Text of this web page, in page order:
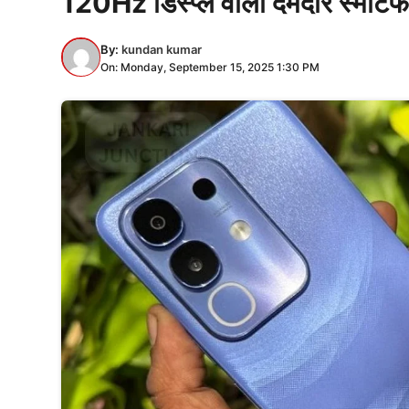
By: kundan kumar
On: Monday, September 15, 2025 1:30 PM